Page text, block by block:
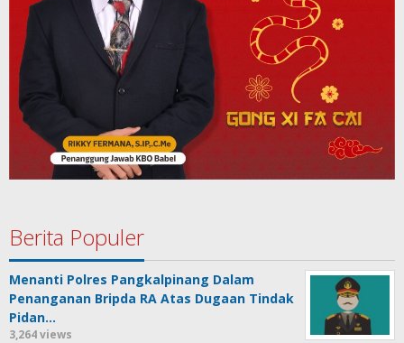
Berita Populer
Menanti Polres Pangkalpinang Dalam
Penanganan Bripda RA Atas Dugaan Tindak
Pidan…
3,264 views